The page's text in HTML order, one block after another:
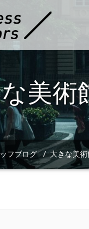
美術
フブログ/大きな美